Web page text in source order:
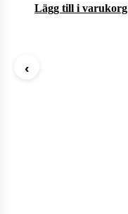
‹
Lägg till i varukorg